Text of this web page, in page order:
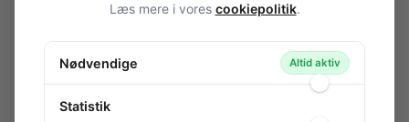
TRANSISTOR TO-220 -ROHS-KONFORM-
TRANSISTOR TO-220 -ROHS-
118-032 / MTP3055E
Læs mere i vores cookiepolitik.
Nødvendige Altid aktiv
Statistik